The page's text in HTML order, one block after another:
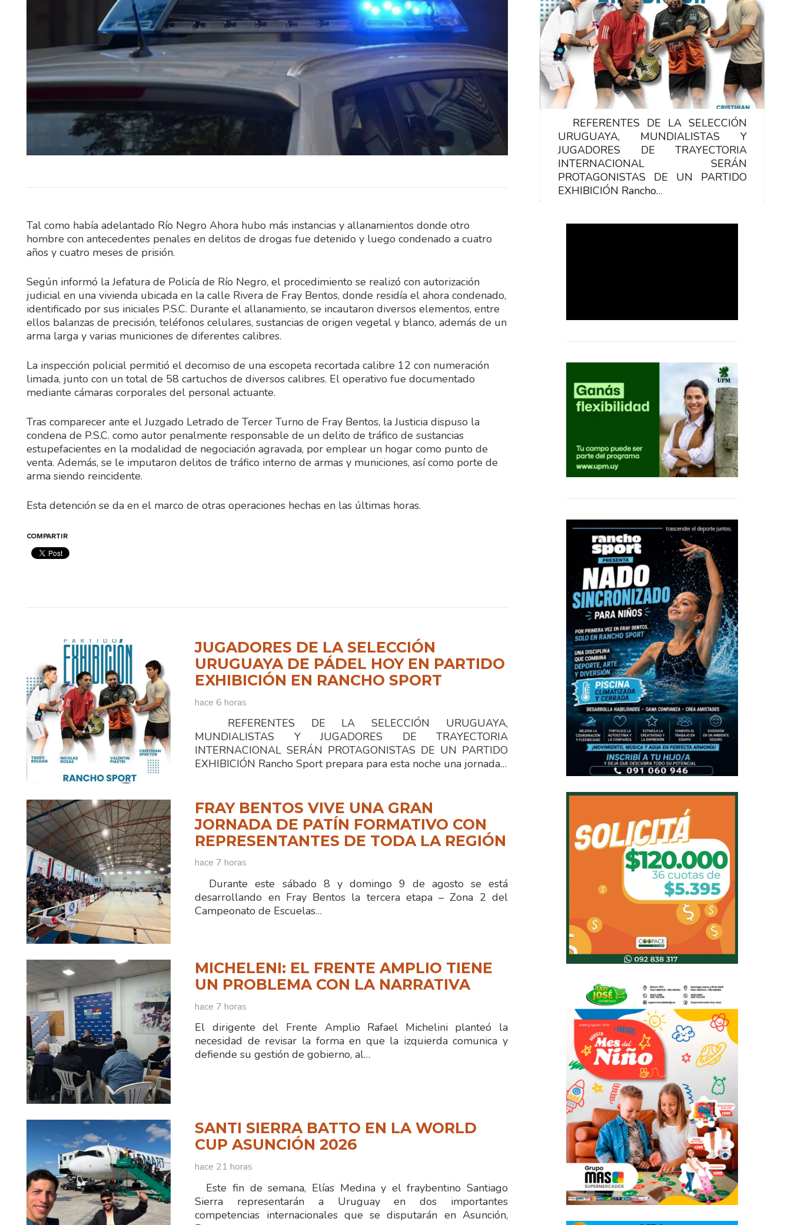
Tal como había adelantado Río Negro Ahora hubo más instancias y allanamientos donde otro
hombre con antecedentes penales en delitos de drogas fue detenido y luego condenado a cuatro
años y cuatro meses de prisión.
Según informó la Jefatura de Policía de Río Negro, el procedimiento se realizó con autorización
judicial en una vivienda ubicada en la calle Rivera de Fray Bentos, donde residía el ahora condenado,
identificado por sus iniciales P.S.C. Durante el allanamiento, se incautaron diversos elementos, entre
ellos balanzas de precisión, teléfonos celulares, sustancias de origen vegetal y blanco, además de un
arma larga y varias municiones de diferentes calibres.
La inspección policial permitió el decomiso de una escopeta recortada calibre 12 con numeración
limada, junto con un total de 58 cartuchos de diversos calibres. El operativo fue documentado
mediante cámaras corporales del personal actuante.
Tras comparecer ante el Juzgado Letrado de Tercer Turno de Fray Bentos, la Justicia dispuso la
condena de P.S.C. como autor penalmente responsable de un delito de tráfico de sustancias
estupefacientes en la modalidad de negociación agravada, por emplear un hogar como punto de
venta. Además, se le imputaron delitos de tráfico interno de armas y municiones, así como porte de
arma siendo reincidente.
Esta detención se da en el marco de otras operaciones hechas en las últimas horas.
COMPARTIR
JUGADORES DE LA SELECCIÓN
URUGUAYA DE PÁDEL HOY EN PARTIDO
EXHIBICIÓN EN RANCHO SPORT
hace 6 horas
REFERENTES DE LA SELECCIÓN URUGUAYA,
MUNDIALISTAS Y JUGADORES DE TRAYECTORIA
INTERNACIONAL SERÁN PROTAGONISTAS DE UN PARTIDO
EXHIBICIÓN Rancho Sport prepara para esta noche una jornada…
FRAY BENTOS VIVE UNA GRAN
JORNADA DE PATÍN FORMATIVO CON
REPRESENTANTES DE TODA LA REGIÓN
hace 7 horas
Durante este sábado 8 y domingo 9 de agosto se está
desarrollando en Fray Bentos la tercera etapa – Zona 2 del
Campeonato de Escuelas…
MICHELENI: EL FRENTE AMPLIO TIENE
UN PROBLEMA CON LA NARRATIVA
hace 7 horas
El dirigente del Frente Amplio Rafael Michelini planteó la
necesidad de revisar la forma en que la izquierda comunica y
defiende su gestión de gobierno, al…
SANTI SIERRA BATTO EN LA WORLD
CUP ASUNCIÓN 2026
hace 21 horas
Este fin de semana, Elías Medina y el fraybentino Santiago
Sierra representarán a Uruguay en dos importantes
competencias internacionales que se disputarán en Asunción,
REFERENTES DE LA SELECCIÓN
URUGUAYA, MUNDIALISTAS Y
JUGADORES DE TRAYECTORIA
REFERENTES DE LA SELECCIÓN
URUGUAYA, MUNDIALISTAS Y
JUGADORES DE TRAYECTORIA
REFERENTES DE LA SELECCIÓN
URUGUAYA, MUNDIALISTAS Y
JUGADORES DE TRAYECTORIA
INTERNACIONAL SERÁN
PROTAGONISTAS DE UN PARTIDO
EXHIBICIÓN Rancho…